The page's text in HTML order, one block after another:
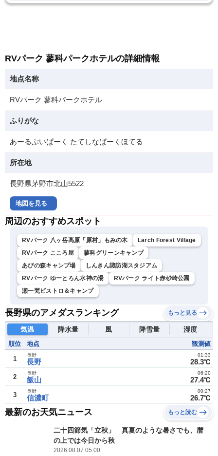
RVパーク 蓼科パークホテルの詳細情報
地点名称
RVパーク 蓼科パークホテル
ふりがな
あーるぶいぱーく たてしなぱーくほてる
所在地
長野県茅野市北山5522
地図を見る
周辺のおすすめスポット
RVパーク 八ヶ岳高原「原村」もみの木
Larch Forest Village
RVパーク こころ屋
蓼科グリーンキャンプ
あぴの森キャンプ場
しんきん諏訪湖スタジアム
RVパーク ゆーとろん水神の湯
RVパーク ライト赤砂崎公園
瀬一梵ビストロ＆キャンプ
長野県のアメダスランキング もっと見る
気温 降水量 風 降雪量 湿度
順位 地点 観測値
1 長野
長野
28.3℃
01:33
2 飯山
長野
27.4℃
06:20
3 信濃町
長野
26.7℃
00:27
最新のお天気ニュース もっと読む
二十四節気「立秋」 真夏のような暑さでも、暦
の上では今日から秋
2026.08.07 05:00